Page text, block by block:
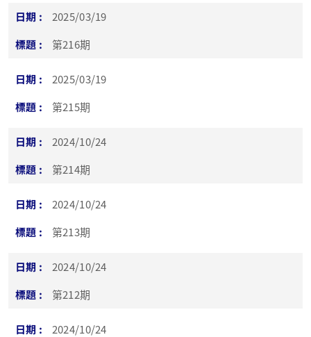
2025/03/19
第216期
2025/03/19
第215期
2024/10/24
第214期
2024/10/24
第213期
2024/10/24
第212期
2024/10/24